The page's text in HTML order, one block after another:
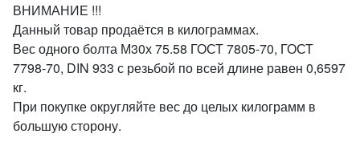
ВНИМАНИЕ !!!
Данный товар продаётся в килограммах.
Вес одного болта М30х 75.58 ГОСТ 7805-70, ГОСТ
7798-70, DIN 933 с резьбой по всей длине равен 0,6597
кг.
При покупке округляйте вес до целых килограмм в
большую сторону.